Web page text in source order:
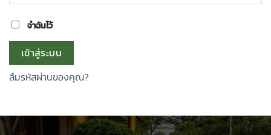
จำฉันไว้
เข้าสู่ระบบ
ลืมรหัสผ่านของคุณ?